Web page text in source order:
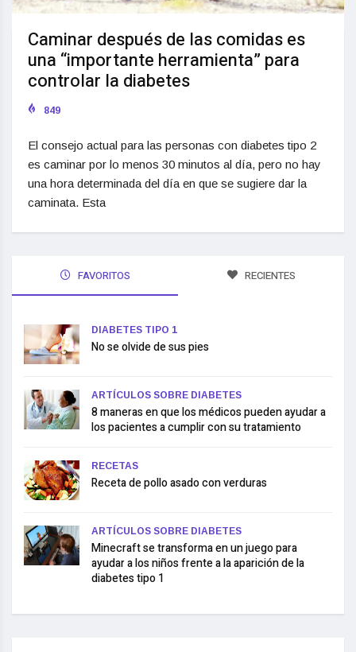
Caminar después de las comidas es
una “importante herramienta” para
controlar la diabetes
849
El consejo actual para las personas con diabetes tipo 2
es caminar por lo menos 30 minutos al día, pero no hay
una hora determinada del día en que se sugiere dar la
caminata. Esta
FAVORITOS RECIENTES
DIABETES TIPO 1
No se olvide de sus pies
ARTÍCULOS SOBRE DIABETES
8 maneras en que los médicos pueden ayudar a
los pacientes a cumplir con su tratamiento
RECETAS
Receta de pollo asado con verduras
ARTÍCULOS SOBRE DIABETES
Minecraft se transforma en un juego para
ayudar a los niños frente a la aparición de la
diabetes tipo 1